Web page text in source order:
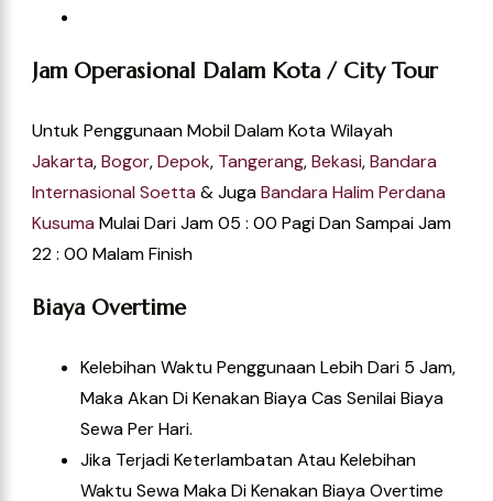
Jam Operasional Dalam Kota / City Tour
Untuk Penggunaan Mobil Dalam Kota Wilayah
Jakarta,Bogor,Depok, Tangerang,Bekasi,Bandara
Internasional Soetta & JugaBandara Halim Perdana
Kusuma Mulai Dari Jam 05 : 00 Pagi Dan Sampai Jam
22 : 00 Malam Finish
Biaya Overtime
Kelebihan Waktu Penggunaan Lebih Dari 5 Jam,
Maka Akan Di Kenakan Biaya Cas Senilai Biaya
Sewa Per Hari.
Jika Terjadi Keterlambatan Atau Kelebihan
Waktu Sewa Maka Di Kenakan Biaya Overtime